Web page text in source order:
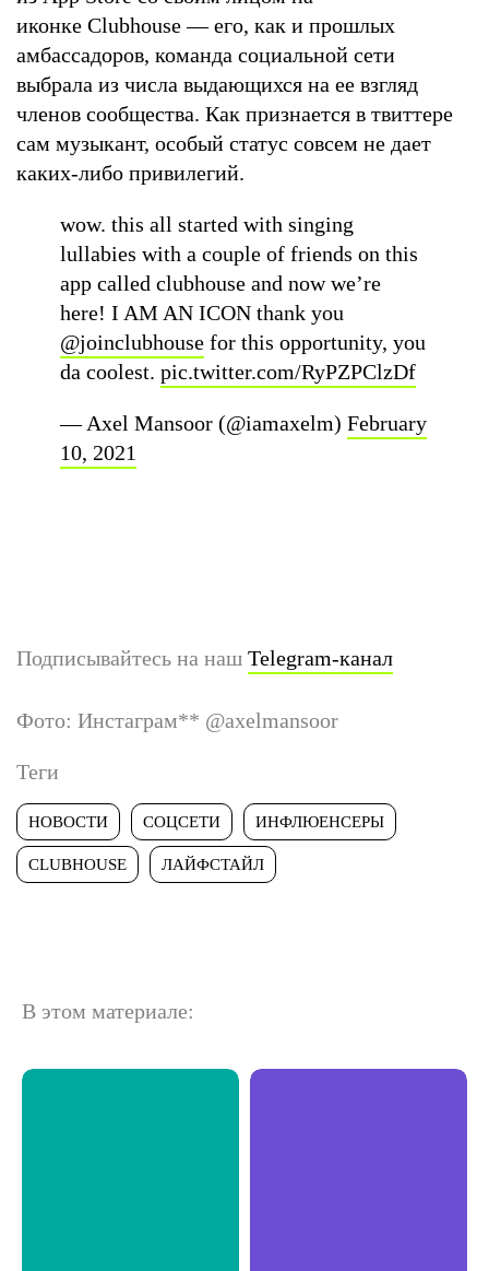
иконке Clubhouse — его, как и прошлых
амбассадоров, команда социальной сети
выбрала из числа выдающихся на ее взгляд
членов сообщества. Как признается в твиттере
сам музыкант, особый статус совсем не дает
каких-либо привилегий.
wow. this all started with singing
lullabies with a couple of friends on this
app called clubhouse and now we’re
here! I AM AN ICON thank you
@joinclubhouse for this opportunity, you
da coolest. pic.twitter.com/RyPZPClzDf
— Axel Mansoor (@iamaxelm) February
10, 2021
Подписывайтесь на наш Telegram-канал
Фото: Инстаграм** @axelmansoor
Теги
НОВОСТИ СОЦСЕТИ ИНФЛЮЕНСЕРЫ
CLUBHOUSE ЛАЙФСТАЙЛ
В этом материале: